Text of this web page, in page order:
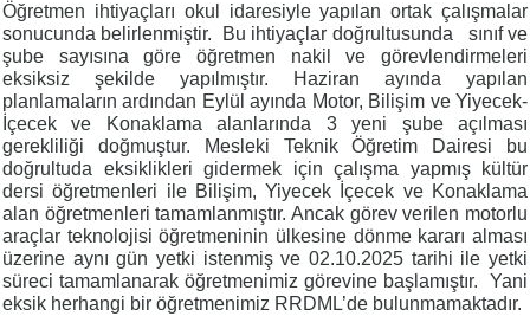
Öğretmen ihtiyaçları okul idaresiyle yapılan ortak çalışmalar
sonucunda belirlenmiştir.
Bu ihtiyaçlar doğrultusunda
sınıf ve
şube sayısına göre öğretmen nakil ve görevlendirmeleri
eksiksiz şekilde yapılmıştır. Haziran ayında yapılan
planlamaların ardından Eylül ayında Motor, Bilişim ve Yiyecek-
İçecek ve Konaklama alanlarında 3 yeni şube açılması
gerekliliği doğmuştur. Mesleki Teknik Öğretim Dairesi bu
doğrultuda eksiklikleri gidermek için çalışma yapmış kültür
dersi öğretmenleri ile Bilişim, Yiyecek İçecek ve Konaklama
alan öğretmenleri tamamlanmıştır. Ancak görev verilen motorlu
araçlar teknolojisi öğretmeninin ülkesine dönme kararı alması
üzerine aynı gün yetki istenmiş ve 02.10.2025 tarihi ile yetki
süreci tamamlanarak öğretmenimiz görevine başlamıştır.
Yani
eksik herhangi bir öğretmenimiz RRDML’de bulunmamaktadır.